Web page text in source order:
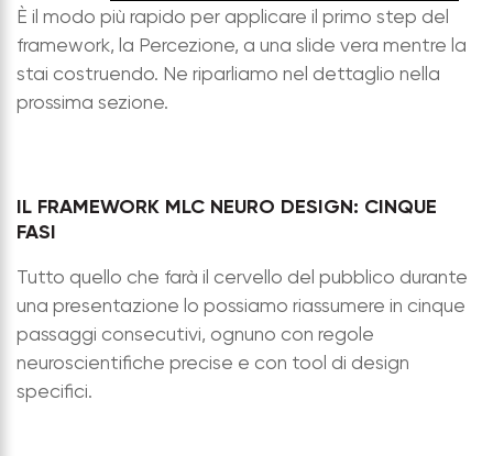
È il modo più rapido per applicare il primo step del
framework, la Percezione, a una slide vera mentre la
stai costruendo. Ne riparliamo nel dettaglio nella
prossima sezione.
IL FRAMEWORK MLC NEURO DESIGN: CINQUE
FASI
Tutto quello che farà il cervello del pubblico durante
una presentazione lo possiamo riassumere in cinque
passaggi consecutivi, ognuno con regole
neuroscientifiche precise e con tool di design
specifici.